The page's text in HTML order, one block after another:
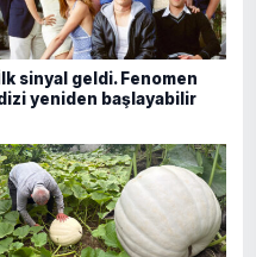
sinyal geldi. Fenomen
yeniden başlayabilir